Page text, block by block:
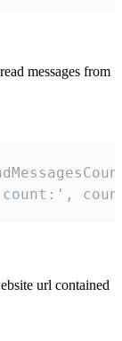
messages from
count:',
url contained